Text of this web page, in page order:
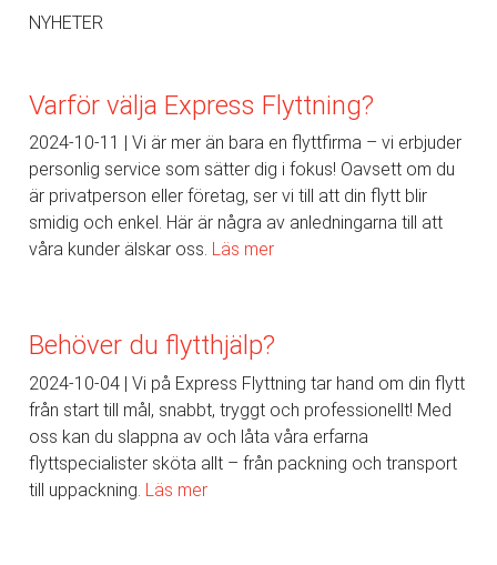
NYHETER
Varför välja Express Flyttning?
2024-10-11
Vi är mer än bara en flyttfirma – vi erbjuder
personlig service som sätter dig i fokus! Oavsett om du
är privatperson eller företag, ser vi till att din flytt blir
smidig och enkel. Här är några av anledningarna till att
våra kunder älskar oss. Läs mer
Behöver du flytthjälp?
2024-10-04 Vi på Express Flyttning tar hand om din flytt
från start till mål, snabbt, tryggt och professionellt! Med
oss kan du slappna av och låta våra erfarna
flyttspecialister sköta allt – från packning och transport
till uppackning. Läs mer